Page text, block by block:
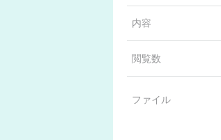
内容
閲覧数
ファイル